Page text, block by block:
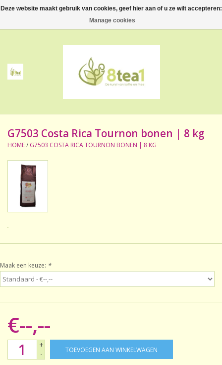
0 Artikelen - €--,--
Thee
Accessoires
NIEUW! Verpakte thee
BeppeDeli en 8tea1
Contact
Sale!
Laatste kans!
G7503 Costa Rica Tournon bonen | 8 kg
HOME/ G7503 COSTA RICA TOURNON BONEN | 8 KG
Maak een keuze: *
€--,--
+
-
TOEVOEGEN AAN WINKELWAGEN
Deze website maakt gebruik van cookies, geef hier aan of u ze wilt accepteren:
Manage cookies